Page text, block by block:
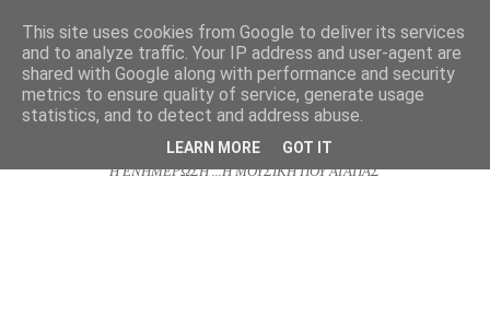
NJOYRADIO.GR
Η ΕΝΗΜΕΡΩΣΗ ...Η ΜΟΥΣΙΚΗ ΠΟΥ ΑΓΑΠΑΣ
This site uses cookies from Google to deliver its services
and to analyze traffic. Your IP address and user-agent are
shared with Google along with performance and security
metrics to ensure quality of service, generate usage
statistics, and to detect and address abuse.
LEARN MORE GOT IT